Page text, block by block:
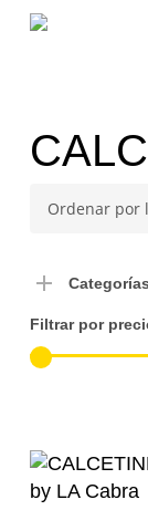
Skip
Categorías
Filtrar por